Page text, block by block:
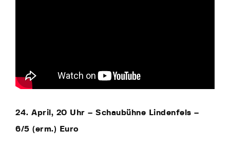
24. April, 20 Uhr – Schaubühne Lindenfels –
6/5 (erm.) Euro